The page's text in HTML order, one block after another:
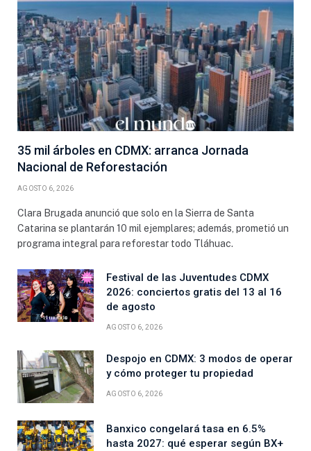
35 mil árboles en CDMX: arranca Jornada
Nacional de Reforestación
AGOSTO 6, 2026
Clara Brugada anunció que solo en la Sierra de Santa
Catarina se plantarán 10 mil ejemplares; además, prometió un
programa integral para reforestar todo Tláhuac.
Festival de las Juventudes CDMX
2026: conciertos gratis del 13 al 16
de agosto
AGOSTO 6, 2026
Despojo en CDMX: 3 modos de operar
y cómo proteger tu propiedad
AGOSTO 6, 2026
Banxico congelará tasa en 6.5%
hasta 2027: qué esperar según BX+